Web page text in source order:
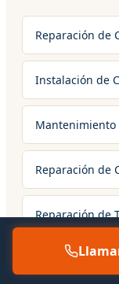
Reparación de
Instalación de
Mantenimiento
Reparación de
Reparación de
Mantenimiento